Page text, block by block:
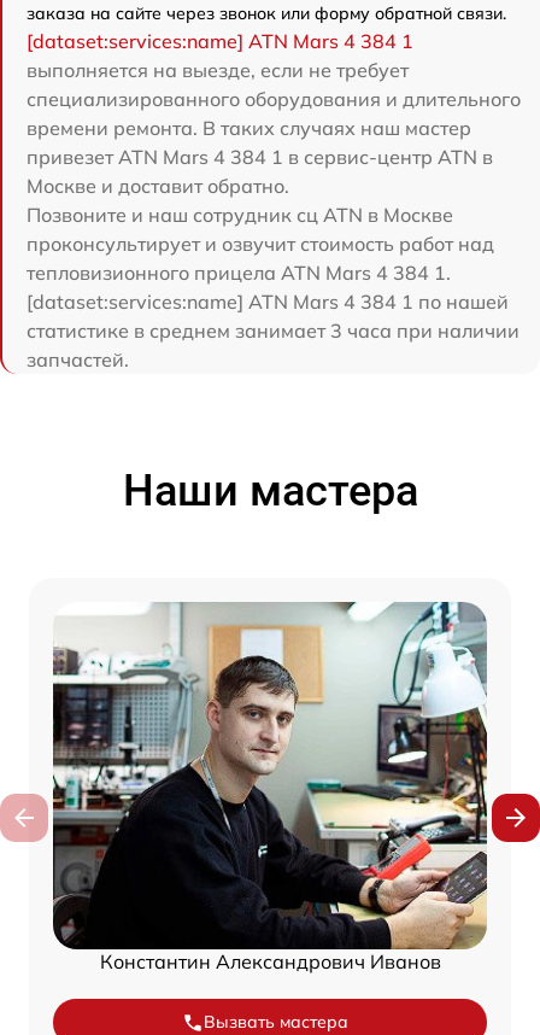
заказа на сайте через звонок или форму обратной связи.
[dataset:services:name] ATN Mars 4 384 1
выполняется на выезде, если не требует
специализированного оборудования и длительного
времени ремонта. В таких случаях наш мастер
привезет ATN Mars 4 384 1 в сервис-центр ATN в
Москве и доставит обратно.
Позвоните и наш сотрудник сц ATN в Москве
проконсультирует и озвучит стоимость работ над
тепловизионного прицела ATN Mars 4 384 1.
[dataset:services:name] ATN Mars 4 384 1 по нашей
статистике в среднем занимает 3 часа при наличии
запчастей.
Наши мастера
Константин Александрович Иванов
Вызвать мастера